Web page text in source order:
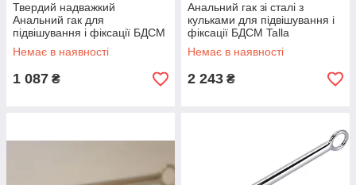
Твердий надважкий
Анальний гак для
підвішування і фіксації БДСМ
Talla
Немає в наявності
1 087 ₴
Анальний гак зі сталі з
кульками для підвішування і
фіксації БДСМ Talla
Немає в наявності
2 243 ₴